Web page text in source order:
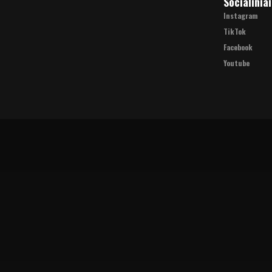
Instagram
TikTok
Facebook
Youtube